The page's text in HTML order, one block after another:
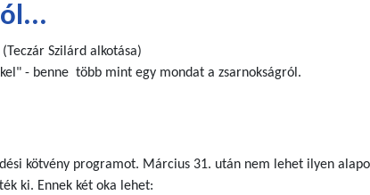
Szilárd alkotása)
- benne több mint egy mondat a zsarnokságról.
kötvény programot. Március 31. után nem lehet ilyen
ki. Ennek két oka lehet: